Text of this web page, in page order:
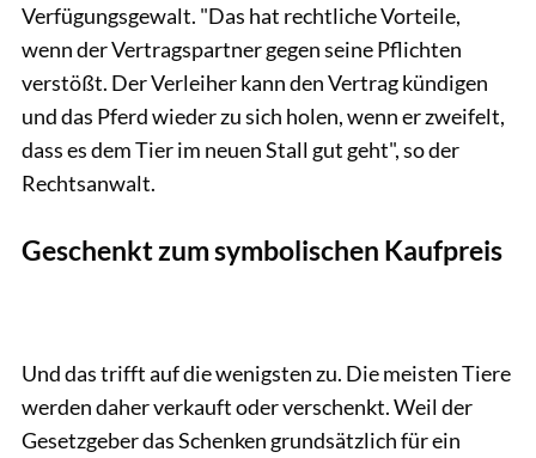
Verfügungs­gewalt. "Das hat rechtliche Vorteile,
wenn der Vertragspartner gegen seine Pflichten
verstößt. Der Verleiher kann den Vertrag kündigen
und das Pferd wieder zu sich holen, wenn er zweifelt,
dass es dem Tier im neuen Stall gut geht", so der
Rechtsanwalt.
Geschenkt zum symbolischen Kaufpreis
Und das trifft auf die wenigsten zu. Die meisten Tiere
werden daher verkauft oder verschenkt. Weil der
Gesetzgeber das Schenken grundsätzlich für ein